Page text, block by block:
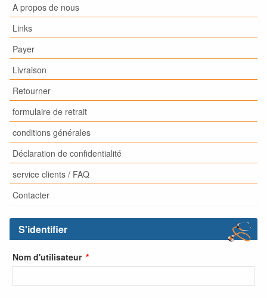
A propos de nous
Links
Payer
Livraison
Retourner
formulaire de retrait
conditions générales
Déclaration de confidentialité
service clients / FAQ
Contacter
S'identifier
Nom d'utilisateur